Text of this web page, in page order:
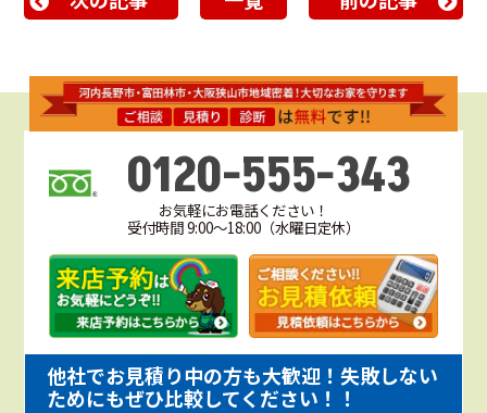
0120-555-343
お気軽にお電話ください！
受付時間 9:00～18:00（水曜日定休）
他社でお見積り中の方も大歓迎！失敗しない
ためにもぜひ比較してください！！